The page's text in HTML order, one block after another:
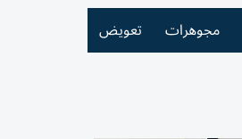
مجوهرات تعويض